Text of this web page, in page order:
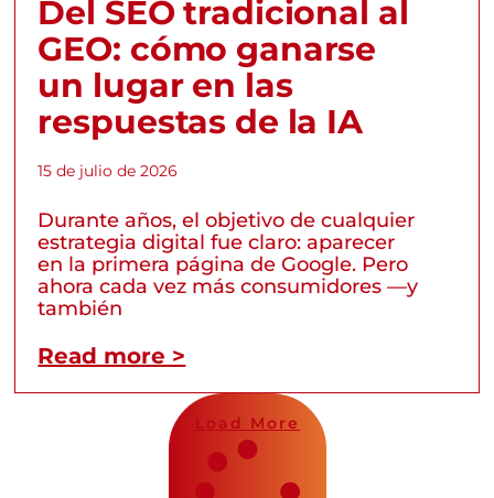
Del SEO tradicional al
GEO: cómo ganarse
un lugar en las
respuestas de la IA
15 de julio de 2026
Durante años, el objetivo de cualquier
estrategia digital fue claro: aparecer
en la primera página de Google. Pero
ahora cada vez más consumidores —y
también
Read more >
Load More